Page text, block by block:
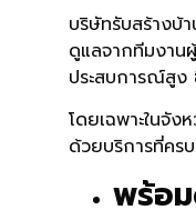
บริษัทรับสร้างบ้
ดูแลจากทีมงาน
ประสบการณ์สูง
โดยเฉพาะในจั
ด้วยบริการที่คร
พร้อ